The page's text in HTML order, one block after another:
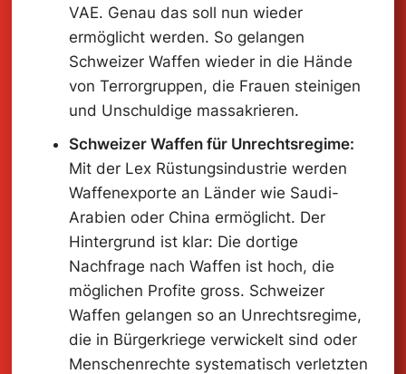
VAE. Genau das soll nun wieder
ermöglicht werden. So gelangen
Schweizer Waffen wieder in die Hände
von Terrorgruppen, die Frauen steinigen
und Unschuldige massakrieren.
Schweizer Waffen für Unrechtsregime:
Mit der Lex Rüstungsindustrie werden
Waffenexporte an Länder wie Saudi-
Arabien oder China ermöglicht. Der
Hintergrund ist klar: Die dortige
Nachfrage nach Waffen ist hoch, die
möglichen Profite gross. Schweizer
Waffen gelangen so an Unrechtsregime,
die in Bürgerkriege verwickelt sind oder
Menschenrechte systematisch verletzten